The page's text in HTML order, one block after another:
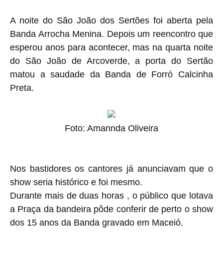
A noite do São João dos Sertões foi aberta pela
Banda Arrocha Menina. Depois um reencontro que
esperou anos para acontecer, mas na quarta noite
do São João de Arcoverde, a porta do Sertão
matou a saudade da Banda de Forró Calcinha
Preta.
Foto: Amannda Oliveira
Nos bastidores os cantores já anunciavam que o
show seria histórico e foi mesmo.
Durante mais de duas horas , o público que lotava
a Praça da bandeira pôde conferir de perto o show
dos 15 anos da Banda gravado em Maceió.